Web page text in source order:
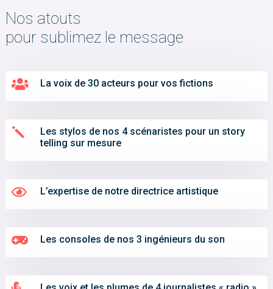
Nos atouts
pour sublimez le message
 La voix de 30 acteurs pour vos fictions
j
Les stylos de nos 4 scénaristes pour un story
telling sur mesure
 L’expertise de notre directrice artistique
 Les consoles de nos 3 ingénieurs du son